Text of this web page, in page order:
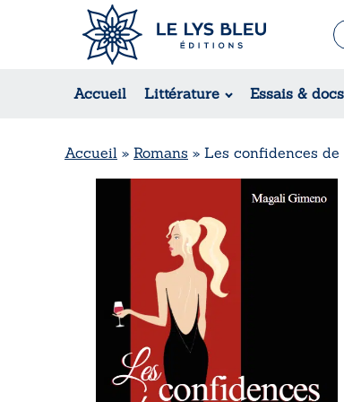
Accueil Littérature Essais & docs
Romans
Suspense / Thriller /
Accueil » Romans » Les confidences de